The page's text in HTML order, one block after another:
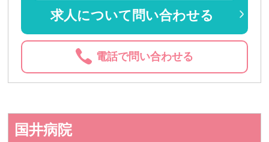
求人について問い合わせる
電話で問い合わせる
国井病院